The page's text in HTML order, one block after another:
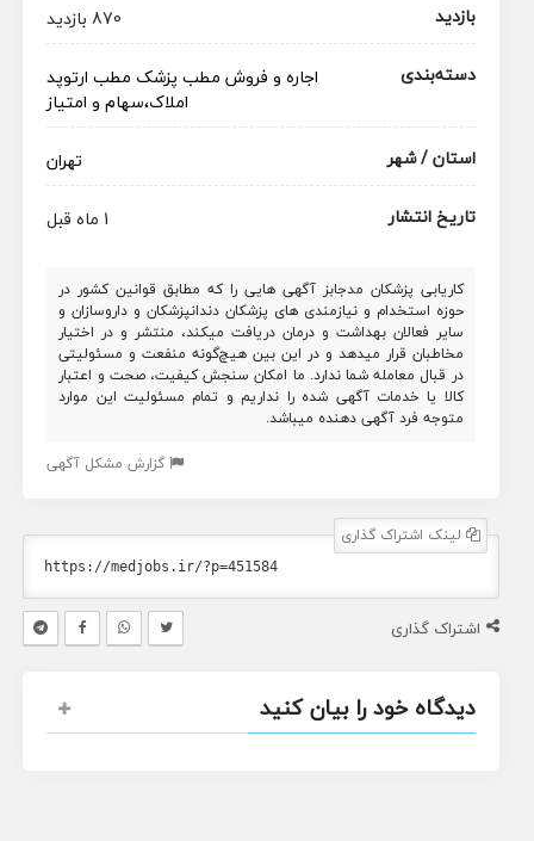
بازدید
870 بازدید
دسته‌بندی
اجاره و فروش مطب پزشک مطب ارتوپد
املاک،سهام و امتیاز
استان / شهر
تهران
تاریخ انتشار
1 ماه قبل
کاریابی پزشکان مدجابز آگهی هایی را که مطابق قوانین کشور در
حوزه استخدام و نیازمندی های پزشکان دندانپزشکان و داروسازان و
سایر فعالان بهداشت و درمان دریافت میکند، منتشر و در اختیار
مخاطبان قرار میدهد و در این بین هیچ‌گونه منفعت و مسئولیتی
در قبال معامله شما ندارد. ما امکان سنجش کیفیت، صحت و اعتبار
کالا یا خدمات آگهی شده را نداریم و تمام مسئولیت این موارد
متوجه فرد آگهی دهنده میباشد.
گزارش مشکل آگهی
لینک اشتراک گذاری
اشتراک گذاری
دیدگاه خود را بیان کنید